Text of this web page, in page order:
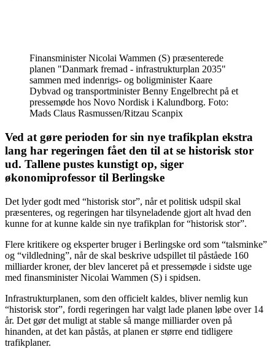
Finansminister Nicolai Wammen (S) præsenterede
planen "Danmark fremad - infrastrukturplan 2035"
sammen med indenrigs- og boligminister Kaare
Dybvad og transportminister Benny Engelbrecht på et
pressemøde hos Novo Nordisk i Kalundborg. Foto:
Mads Claus Rasmussen/Ritzau Scanpix
Ved at gøre perioden for sin nye trafikplan ekstra
lang har regeringen fået den til at se historisk stor
ud. Tallene pustes kunstigt op, siger
økonomiprofessor til Berlingske
Det lyder godt med “historisk stor”, når et politisk udspil skal
præsenteres, og regeringen har tilsyneladende gjort alt hvad den
kunne for at kunne kalde sin nye trafikplan for “historisk stor”.
Flere kritikere og eksperter bruger i Berlingske ord som “talsminke”
og “vildledning”, når de skal beskrive udspillet til påståede 160
milliarder kroner, der blev lanceret på et pressemøde i sidste uge
med finansminister Nicolai Wammen (S) i spidsen.
Infrastrukturplanen, som den officielt kaldes, bliver nemlig kun
“historisk stor”, fordi regeringen har valgt lade planen løbe over 14
år. Det gør det muligt at stable så mange milliarder oven på
hinanden, at det kan påstås, at planen er større end tidligere
trafikplaner.